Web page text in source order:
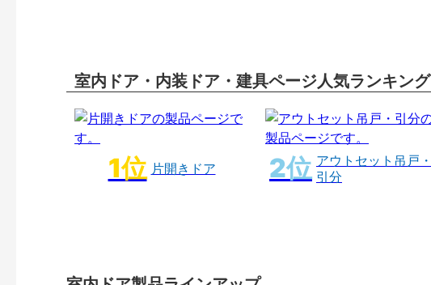
室内ドア・内装ドア・建具ページ人気ランキング
片開きドア
アウトセット吊戸・
引分